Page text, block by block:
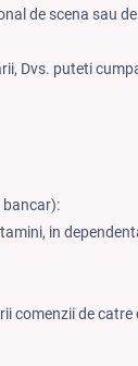
de scena sau
Dvs. puteti
bancar):
in
comenzii de catre